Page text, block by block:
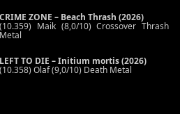
CRIME ZONE – Beach Thrash (2026)
(10.359) Maik (8,0/10) Crossover Thrash
Metal
LEFT TO DIE – Initium mortis (2026)
(10.358) Olaf (9,0/10) Death Metal